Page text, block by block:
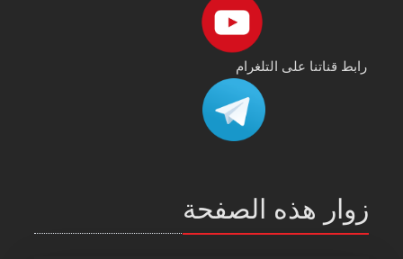
رابط قناتنا على التلغرام
زوار هذه الصفحة